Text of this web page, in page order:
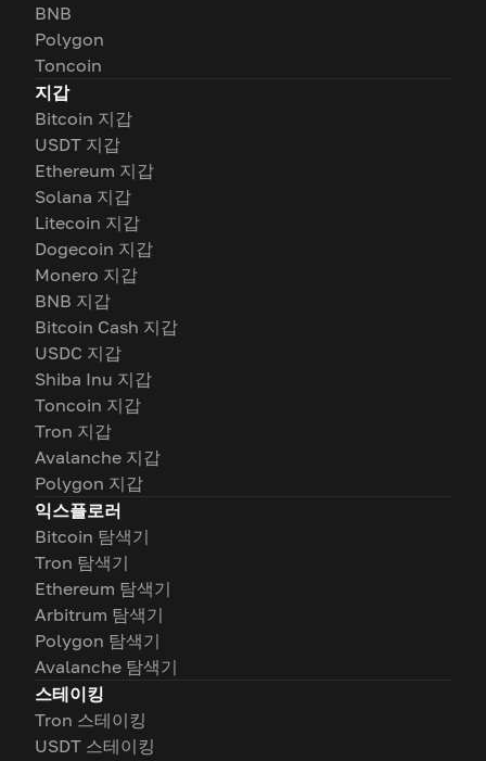
BNB
Polygon
Toncoin
지갑
Bitcoin 지갑
USDT 지갑
Ethereum 지갑
Solana 지갑
Litecoin 지갑
Dogecoin 지갑
Monero 지갑
BNB 지갑
Bitcoin Cash 지갑
USDC 지갑
Shiba Inu 지갑
Toncoin 지갑
Tron 지갑
Avalanche 지갑
Polygon 지갑
익스플로러
Bitcoin 탐색기
Tron 탐색기
Ethereum 탐색기
Arbitrum 탐색기
Polygon 탐색기
Avalanche 탐색기
스테이킹
Tron 스테이킹
USDT 스테이킹